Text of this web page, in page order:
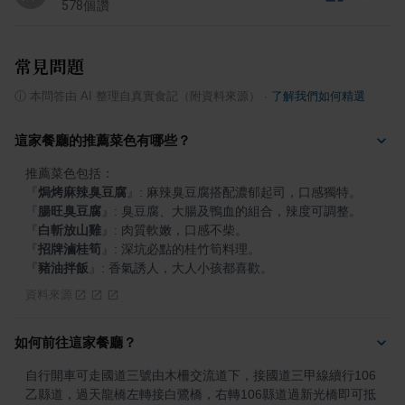
578個讚
常見問題
本問答由 AI 整理自真實食記（附資料來源） 了解我們如何精選
這家餐廳的推薦菜色有哪些？
焗烤麻辣臭豆腐
腸旺臭豆腐
白斬放山雞
招牌滷桂筍
豬油拌飯 : 香氣誘人，大人小孩都喜歡。
如何前往這家餐廳？
自行開車可走國道三號由木柵交流道下，接國道三甲線續行106
乙縣道，過天龍橋左轉接白鷺橋，右轉106縣道過新光橋即可抵